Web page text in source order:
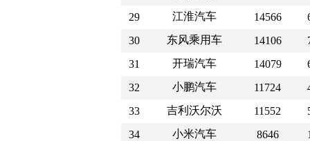
29
江淮汽车 14566
30
东风乘用车 14106
31
开瑞汽车 14079
32
小鹏汽车 11724
33
吉利沃尔沃 11552
34
小米汽车 8646